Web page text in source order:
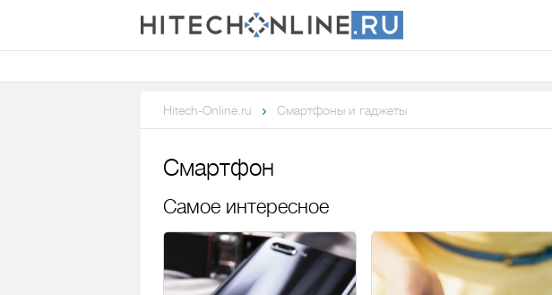
Hitech-Online.ru Смартфоны и гаджеты
Смартфон
Самое интересное